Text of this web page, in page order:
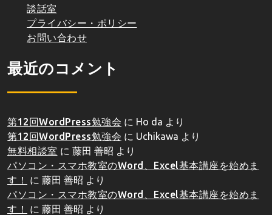
談話室
プライバシー・ポリシー
お問い合わせ
最近のコメント
第12回WordPress勉強会 に Ho da より
第12回WordPress勉強会 に Uchikawa より
無料相談室 に 藤田 善昭 より
パソコン・スマホ教室のWord、Excel基本講座を始めま
す！
に 藤田 善昭 より
パソコン・スマホ教室のWord、Excel基本講座を始めま
す！
に 藤田 善昭 より